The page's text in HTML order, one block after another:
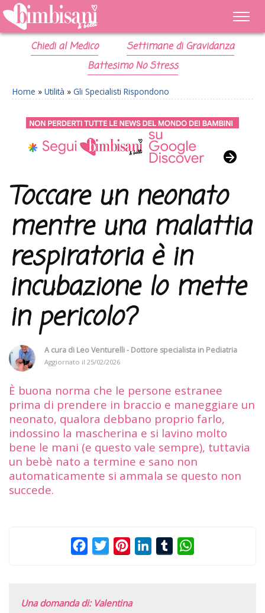
Chiedi al Medico
Settimane di Gravidanza
Battesimo No Stress
Home » Utilità » Gli Specialisti Rispondono
Toccare un neonato
mentre una malattia
respiratoria è in
incubazione lo mette
in pericolo?
A cura di Leo Venturelli - Dottore specialista in Pediatria
Aggiornato il 25/02/2026
È buona norma che le persone estranee
prima di prendere in braccio e maneggiare un
neonato, qualora debbano proprio farlo,
indossino la mascherina e si lavino molto
bene le mani (e questo vale sempre), tuttavia
un bebè nato a termine e sano non
automaticamente si ammala se questo non
succede.
FacebookTwitterPinterestLinkedInTumblr
Una domanda di: Valentina